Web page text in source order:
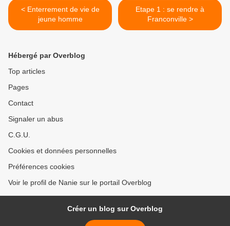
< Enterrement de vie de
jeune homme
Etape 1 : se rendre à
Franconville >
Hébergé par Overblog
Top articles
Pages
Contact
Signaler un abus
C.G.U.
Cookies et données personnelles
Préférences cookies
Voir le profil de Nanie sur le portail Overblog
Créer un blog sur Overblog